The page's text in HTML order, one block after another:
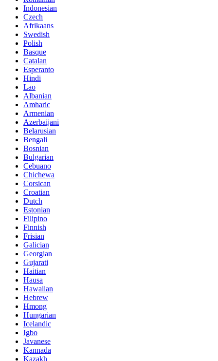
Indonesian
Czech
Afrikaans
Swedish
Polish
Basque
Catalan
Esperanto
Hindi
Lao
Albanian
Amharic
Armenian
Azerbaijani
Belarusian
Bengali
Bosnian
Bulgarian
Cebuano
Chichewa
Corsican
Croatian
Dutch
Estonian
Filipino
Finnish
Frisian
Galician
Georgian
Gujarati
Haitian
Hausa
Hawaiian
Hebrew
Hmong
Hungarian
Icelandic
Igbo
Javanese
Kannada
Kazakh